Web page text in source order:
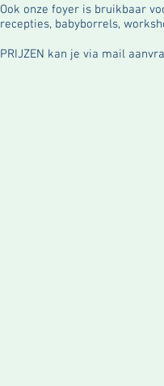
Ook onze foyer is bruikbaar
recepties, babyborrels,
PRIJZEN kan je via mail